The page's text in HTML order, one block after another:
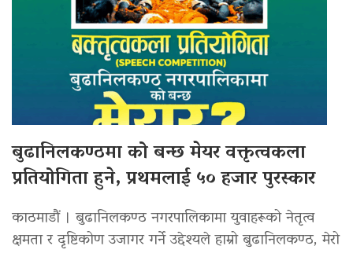
बुढानिलकण्ठमा को बन्छ मेयर वक्तृत्वकला
प्रतियोगिता हुने, प्रथमलाई ५० हजार पुरस्कार
काठमाडौं । बुढानिलकण्ठ नगरपालिकामा युवाहरूको नेतृत्व
क्षमता र दृष्टिकोण उजागर गर्ने उद्देश्यले हाम्रो बुढानिलकण्ठ, मेरो